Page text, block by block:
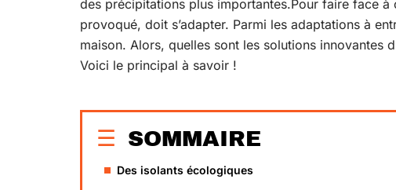
des précipitations plus importantes.Pour faire face à
provoqué, doit s’adapter. Parmi les adaptations à
maison. Alors, quelles sont les solutions innovantes
Voici le principal à savoir !
SOMMAIRE
Des isolants écologiques